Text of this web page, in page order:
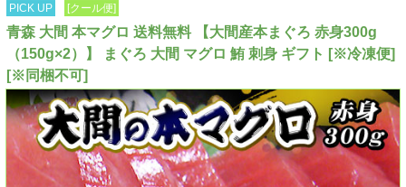
PICK UP [クール便]
青森 大間 本マグロ 送料無料 【大間産本まぐろ 赤身300g
（150g×2）】 まぐろ 大間 マグロ 鮪 刺身 ギフト [※冷凍便]
[※同梱不可]